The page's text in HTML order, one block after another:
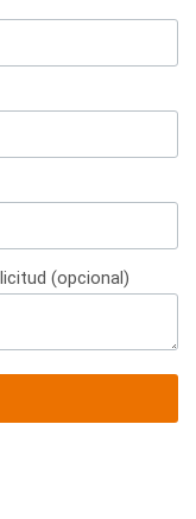
(opcional)